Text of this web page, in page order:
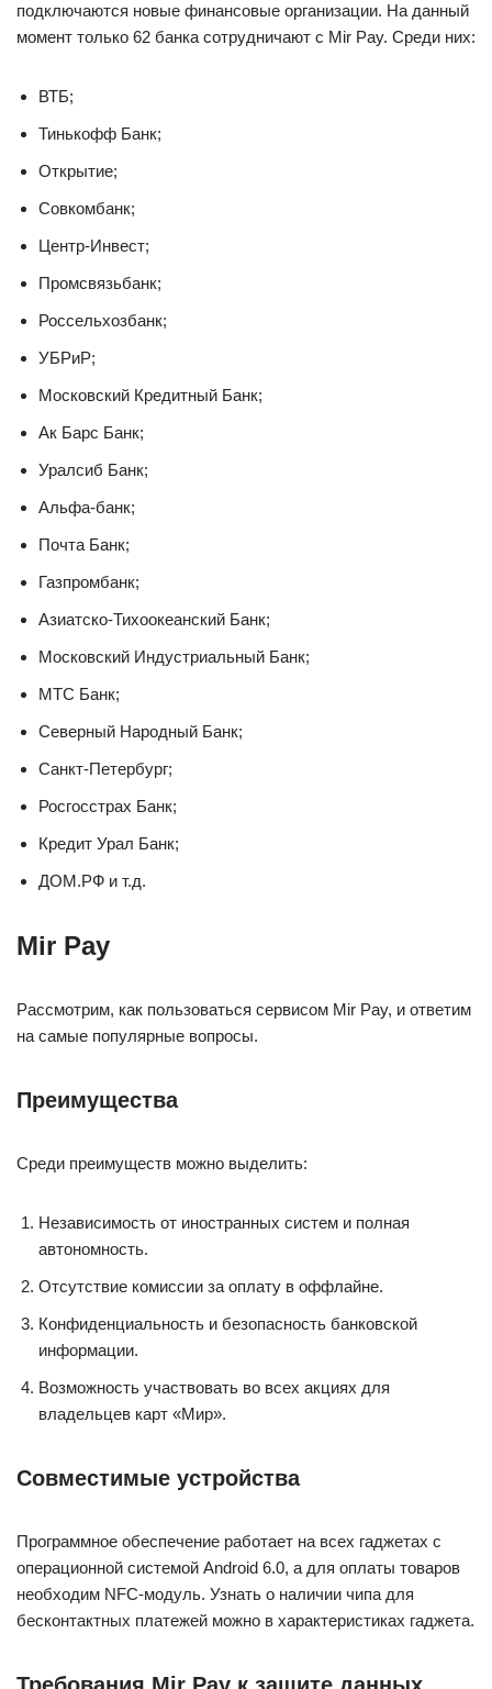
подключаются новые финансовые организации. На данный
момент только 62 банка сотрудничают с Mir Pay. Среди них:
ВТБ;
Тинькофф Банк;
Открытие;
Совкомбанк;
Центр-Инвест;
Промсвязьбанк;
Россельхозбанк;
УБРиР;
Московский Кредитный Банк;
Ак Барс Банк;
Уралсиб Банк;
Альфа-банк;
Почта Банк;
Газпромбанк;
Азиатско-Тихоокеанский Банк;
Московский Индустриальный Банк;
МТС Банк;
Северный Народный Банк;
Санкт-Петербург;
Росгосстрах Банк;
Кредит Урал Банк;
ДОМ.РФ и т.д.
Mir Pay
Рассмотрим, как пользоваться сервисом Mir Pay, и ответим
на самые популярные вопросы.
Преимущества
Среди преимуществ можно выделить:
Независимость от иностранных систем и полная
автономность.
Отсутствие комиссии за оплату в оффлайне.
Конфиденциальность и безопасность банковской
информации.
Возможность участвовать во всех акциях для
владельцев карт «Мир».
Совместимые устройства
Программное обеспечение работает на всех гаджетах с
операционной системой Android 6.0, а для оплаты товаров
необходим NFC-модуль. Узнать о наличии чипа для
бесконтактных платежей можно в характеристиках гаджета.